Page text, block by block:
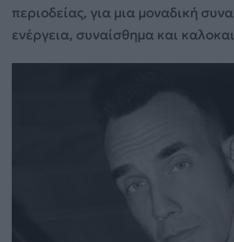
περιοδείας, για μια μοναδική
ενέργεια, συναίσθημα και